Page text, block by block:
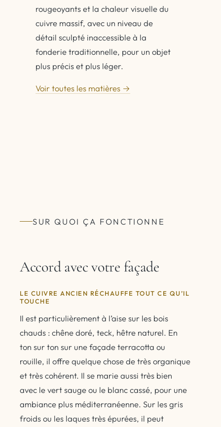
rougeoyants et la chaleur visuelle du
cuivre massif, avec un niveau de
détail sculpté inaccessible à la
fonderie traditionnelle, pour un objet
plus précis et plus léger.
Voir toutes les matières →
SUR QUOI ÇA FONCTIONNE
Accord avec votre façade
LE CUIVRE ANCIEN RÉCHAUFFE TOUT CE QU’IL
TOUCHE
Il est particulièrement à l’aise sur les bois
chauds : chêne doré, teck, hêtre naturel. En
ton sur ton sur une façade terracotta ou
rouille, il offre quelque chose de très organique
et très cohérent. Il se marie aussi très bien
avec le vert sauge ou le blanc cassé, pour une
ambiance plus méditerranéenne. Sur les gris
froids ou les laques très épurées, il peut